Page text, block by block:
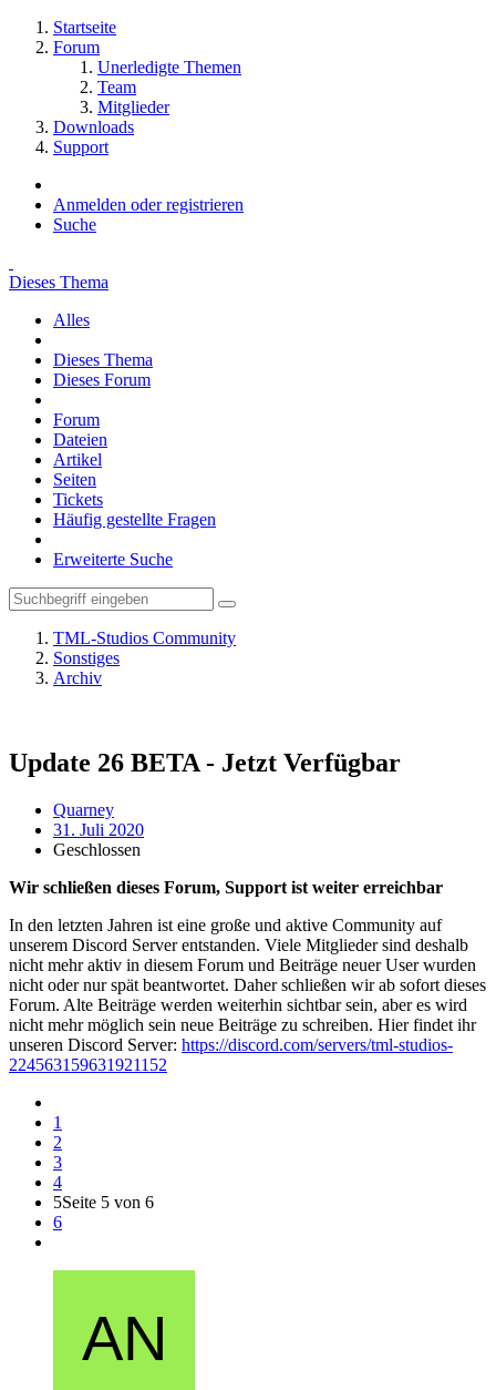
Startseite
Forum
Unerledigte Themen
Team
Mitglieder
Downloads
Support
Anmelden oder registrieren
Suche
Dieses Thema
Alles
Dieses Thema
Dieses Forum
Forum
Dateien
Artikel
Seiten
Tickets
Häufig gestellte Fragen
Erweiterte Suche
TML-Studios Community
Sonstiges
Archiv
Update 26 BETA - Jetzt Verfügbar
Quarney
31. Juli 2020
Geschlossen
Wir schließen dieses Forum, Support ist weiter erreichbar
In den letzten Jahren ist eine große und aktive Community auf
unserem Discord Server entstanden. Viele Mitglieder sind deshalb
nicht mehr aktiv in diesem Forum und Beiträge neuer User wurden
nicht oder nur spät beantwortet. Daher schließen wir ab sofort dieses
Forum. Alte Beiträge werden weiterhin sichtbar sein, aber es wird
nicht mehr möglich sein neue Beiträge zu schreiben. Hier findet ihr
unseren Discord Server: https://discord.com/servers/tml-studios-
224563159631921152
1
2
3
4
5Seite 5 von 6
6